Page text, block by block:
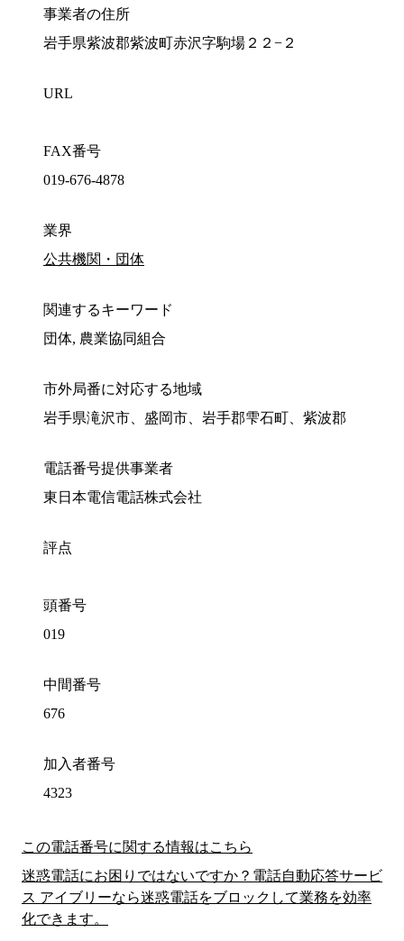
事業者の住所
岩手県紫波郡紫波町赤沢字駒場２２−２
URL
FAX番号
019-676-4878
業界
公共機関・団体
関連するキーワード
団体, 農業協同組合
市外局番に対応する地域
岩手県滝沢市、盛岡市、岩手郡雫石町、紫波郡
電話番号提供事業者
東日本電信電話株式会社
評点
頭番号
019
中間番号
676
加入者番号
4323
この電話番号に関する情報はこちら
迷惑電話にお困りではないですか？電話自動応答サービ
ス アイブリーなら迷惑電話をブロックして業務を効率
化できます。